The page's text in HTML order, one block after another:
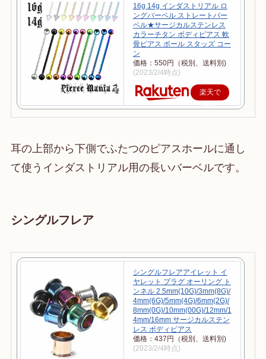
16g 14g インダストリアル ロ
ングバーベル ストレートバー
ベル★サージカルステンレス
カラーチタン ボディピアス 軟
骨ピアス ボール スタッズ コー
ン
価格：550円（税別、送料別)
(2023/2/4時点)
楽天で
購入
耳の上部から下側でふたつのピアスホールに通し
て使うインダストリアル用の長いバーベルです。
シングルフレア
シングルフレアアイレット イ
ヤレット プラグ オーリング ト
ンネル 2.5mm(10G)/3mm(8G)/
4mm(6G)/5mm(4G)/6mm(2G)/
8mm(0G)/10mm(00G)/12mm/1
4mm/16mm サージカルステン
レス ボディピアス
価格：437円（税別、送料別)
(2023/2/4時点)